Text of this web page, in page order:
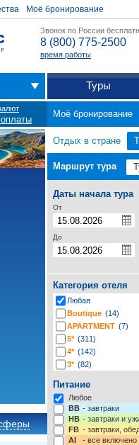
Моё бронирование
Звонок по России
8 (800) 775-2500
время работы
Туры
Моё бронирование
Отдых в стране
Маршрут тура
Даты начала тура
От
До
Категория отеля
Любая
Boutique (14)
APARTMENT (7)
5* (311)
4* (142)
3* (82)
-* (4)
Питание
Любое
BB - завтраки
HB - завтраки и
FB - завтраки,
AI
- все включено